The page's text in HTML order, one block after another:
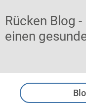
Rücken Blog
einen